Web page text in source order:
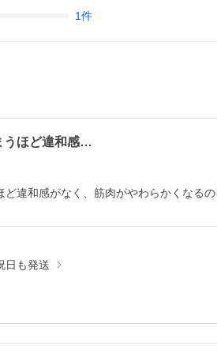
1件
うほど違和感…
違和感がなく、筋肉がやわらかくなる
日も発送